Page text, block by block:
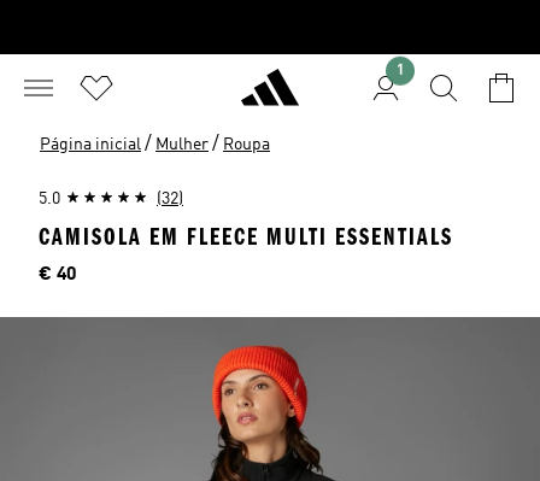
1
Página inicial / Mulher / Roupa
5.0 (32)
CAMISOLA EM FLEECE MULTI ESSENTIALS
Preço
€ 40